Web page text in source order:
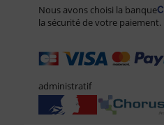
Nous avons choisi la banque
la sécurité de votre paiement.
administratif